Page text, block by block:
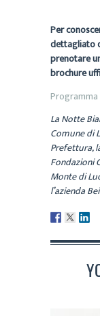
Per
dettagliato
prenotare
brochure
Programma
La Notte
Comune di
Prefettura,
Fondazioni
Monte di
l’azienda